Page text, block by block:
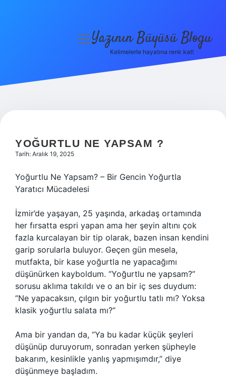
Hakkımızda
menüyü
Yazının Büyüsü Blogu
Kelimelerle hayatına renk kat!
YOĞURTLU NE YAPSAM ?
Tarih: Aralık 19, 2025
Yoğurtlu Ne Yapsam? – Bir Gencin Yoğurtla
Yaratıcı Mücadelesi
İzmir’de yaşayan, 25 yaşında, arkadaş ortamında
her fırsatta espri yapan ama her şeyin altını çok
fazla kurcalayan bir tip olarak, bazen insan kendini
garip sorularla buluyor. Geçen gün mesela,
mutfakta, bir kase yoğurtla ne yapacağımı
düşünürken kayboldum. “Yoğurtlu ne yapsam?”
sorusu aklıma takıldı ve o an bir iç ses duydum:
“Ne yapacaksın, çılgın bir yoğurtlu tatlı mı? Yoksa
klasik yoğurtlu salata mı?”
Ama bir yandan da, “Ya bu kadar küçük şeyleri
düşünüp duruyorum, sonradan yerken şüpheyle
bakarım, kesinlikle yanlış yapmışımdır,” diye
düşünmeye başladım.